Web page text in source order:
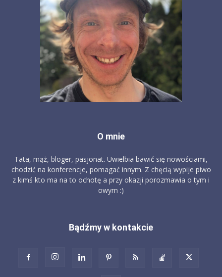
O mnie
Tata, mąż, bloger, pasjonat. Uwielbia bawić się nowościami,
chodzić na konferencje, pomagać innym. Z chęcią wypije piwo
z kimś kto ma na to ochotę a przy okazji porozmawia o tym i
owym :)
Bądźmy w kontakcie